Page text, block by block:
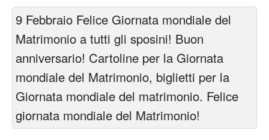
9 Febbraio Felice Giornata mondiale del
Matrimonio a tutti gli sposini! Buon
anniversario! Cartoline per la Giornata
mondiale del Matrimonio, biglietti per la
Giornata mondiale del matrimonio. Felice
giornata mondiale del Matrimonio!